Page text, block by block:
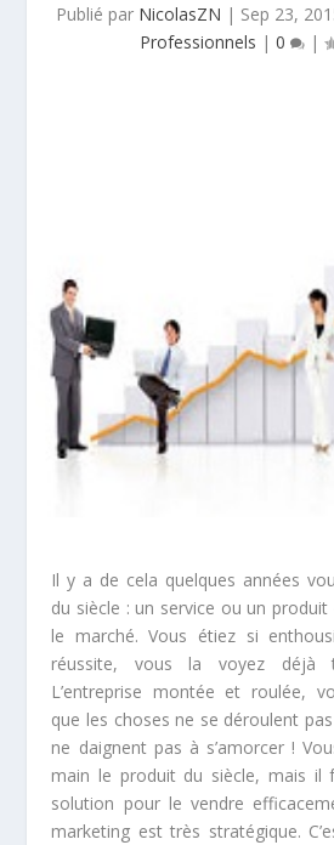
Publié par NicolasZN | Sep 23,
Professionnels | 0 |
Il y a de cela quelques années
du siècle : un service ou un
le marché. Vous étiez si
réussite, vous la voyez déjà
L’entreprise montée et roulée,
que les choses ne se déroulent
ne daignent pas à s’amorcer !
main le produit du siècle, mais il
solution pour le vendre
marketing est très stratégique.